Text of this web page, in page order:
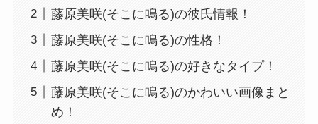
藤原美咲(そこに鳴る)の彼氏情報！
藤原美咲(そこに鳴る)の性格！
藤原美咲(そこに鳴る)の好きなタイプ！
藤原美咲(そこに鳴る)のかわいい画像まと
め！